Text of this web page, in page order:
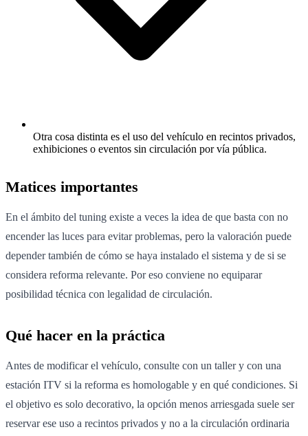
Otra cosa distinta es el uso del vehículo en recintos privados,
exhibiciones o eventos sin circulación por vía pública.
Matices importantes
En el ámbito del tuning existe a veces la idea de que basta con no
encender las luces para evitar problemas, pero la valoración puede
depender también de cómo se haya instalado el sistema y de si se
considera reforma relevante. Por eso conviene no equiparar
posibilidad técnica con legalidad de circulación.
Qué hacer en la práctica
Antes de modificar el vehículo, consulte con un taller y con una
estación ITV si la reforma es homologable y en qué condiciones. Si
el objetivo es solo decorativo, la opción menos arriesgada suele ser
reservar ese uso a recintos privados y no a la circulación ordinaria